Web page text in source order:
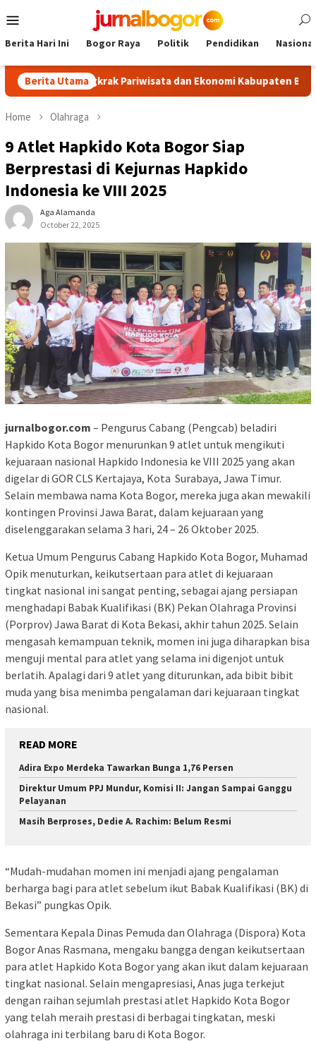
to
Menu
Berita Hari Ini Bogor Raya Politik Pendidikan Nasional
Berita Utama
Pariwisata dan Ekonomi Kabupaten Bogor
Home Olahraga
9 Atlet Hapkido Kota Bogor Siap
Berprestasi di Kejurnas Hapkido
Indonesia ke VIII 2025
Aga Alamanda
October 22, 2025
jurnalbogor.com – Pengurus Cabang (Pengcab) beladiri
Hapkido Kota Bogor menurunkan 9 atlet untuk mengikuti
kejuaraan nasional Hapkido Indonesia ke VIII 2025 yang akan
digelar di GOR CLS Kertajaya, Kota Surabaya, Jawa Timur.
Selain membawa nama Kota Bogor, mereka juga akan mewakili
kontingen Provinsi Jawa Barat, dalam kejuaraan yang
diselenggarakan selama 3 hari, 24 – 26 Oktober 2025.
Ketua Umum Pengurus Cabang Hapkido Kota Bogor, Muhamad
Opik menuturkan, keikutsertaan para atlet di kejuaraan
tingkat nasional ini sangat penting, sebagai ajang persiapan
menghadapi Babak Kualifikasi (BK) Pekan Olahraga Provinsi
(Porprov) Jawa Barat di Kota Bekasi, akhir tahun 2025. Selain
mengasah kemampuan teknik, momen ini juga diharapkan bisa
menguji mental para atlet yang selama ini digenjot untuk
berlatih. Apalagi dari 9 atlet yang diturunkan, ada bibit bibit
muda yang bisa menimba pengalaman dari kejuaraan tingkat
nasional.
READ MORE
Adira Expo Merdeka Tawarkan Bunga 1,76 Persen
Direktur Umum PPJ Mundur, Komisi II: Jangan Sampai Ganggu
Pelayanan
Masih Berproses, Dedie A. Rachim: Belum Resmi
“Mudah-mudahan momen ini menjadi ajang pengalaman
berharga bagi para atlet sebelum ikut Babak Kualifikasi (BK) di
Bekasi” pungkas Opik.
Sementara Kepala Dinas Pemuda dan Olahraga (Dispora) Kota
Bogor Anas Rasmana, mengaku bangga dengan keikutsertaan
para atlet Hapkido Kota Bogor yang akan ikut dalam kejuaraan
tingkat nasional. Selain mengapresiasi, Anas juga terkejut
dengan raihan sejumlah prestasi atlet Hapkido Kota Bogor
yang telah meraih prestasi di berbagai tingkatan, meski
olahraga ini terbilang baru di Kota Bogor.